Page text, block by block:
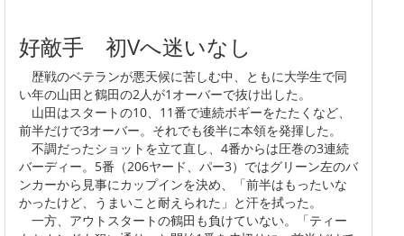
好敵手 初Vへ迷いなし
歴戦のベテランが悪天候に苦しむ中、ともに大学生で同
い年の山田と鶴田の2人が1オーバーで抜け出した。
山田はスタートの10、11番で連続ボギーをたたくなど、
前半だけで3オーバー。それでも後半に本領を発揮した。
不調だったショットを立て直し、4番からは圧巻の3連続
バーディー。5番（206ヤード、パー3）ではグリーン左のバ
ンカーから見事にカップインを決め、「前半はもったいな
かったけど、うまいこと耐えられた」と汗を拭った。
一方、アウトスタートの鶴田も負けていない。「ティー